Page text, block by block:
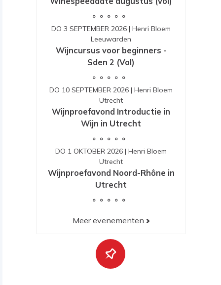
DO 3 SEPTEMBER 2026 | Henri Bloem
Leeuwarden
Wijncursus voor beginners -
Sden 2 (Vol)
DO 10 SEPTEMBER 2026 | Henri Bloem
Utrecht
Wijnproefavond Introductie in
Wijn in Utrecht
DO 1 OKTOBER 2026 | Henri Bloem
Utrecht
Wijnproefavond Noord-Rhône in
Utrecht
Meer evenementen